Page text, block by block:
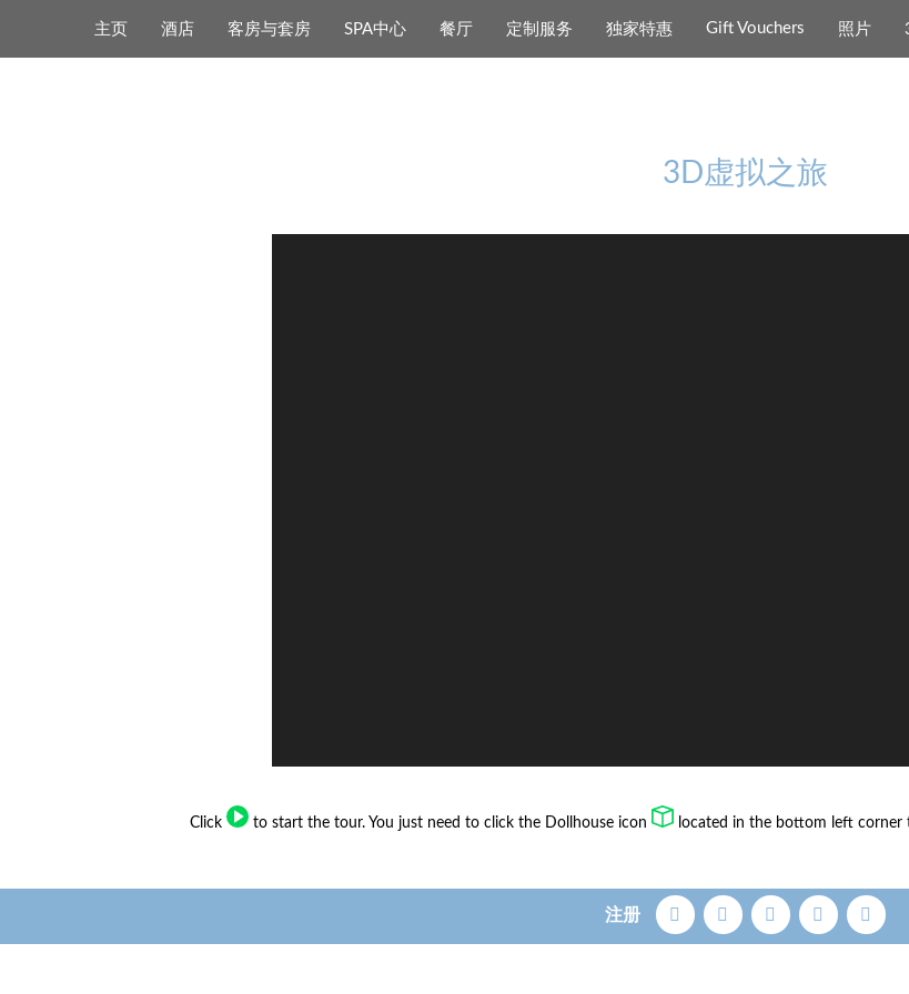
主页 酒店 客房与套房 SPA中心 餐厅 定制服务 独家特惠 Gift Vouchers 照片
3D虚拟之旅
Click to start the tour. You just need to click the Dollhouse icon located in the bottom left corner
注册